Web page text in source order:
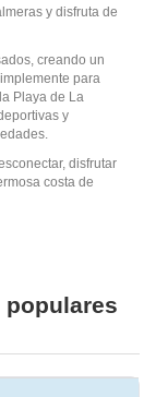
y disfruta de
creando un
para
Playa de La
y
disfrutar
costa de
populares